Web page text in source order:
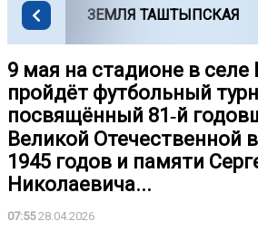
ЗЕМЛЯ ТАШТЫПСКАЯ
9 мая на стадионе в селе
пройдёт футбольный
посвящённый 81‑й
Великой Отечественной
1945 годов и памяти
Николаевича...
07:5528.04.2026